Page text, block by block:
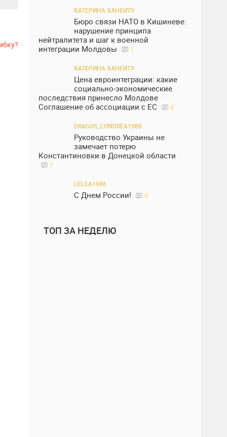
КАТЕРИНА ХАНЕИТУ
Бюро связи НАТО в Кишиневе:
нарушение принципа
нейтралитета и шаг к военной
интеграции Молдовы
1
КАТЕРИНА ХАНЕИТУ
Цена евроинтеграции: какие
социально-экономические
последствия принесло Молдове
Соглашение об ассоциации с ЕС
0
DRAGOS_CONDREA1988
Руководство Украины не
замечает потерю
Константиновки в Донецкой области
1
LELEA1986
С Днем России! 0
ТОП ЗА НЕДЕЛЮ